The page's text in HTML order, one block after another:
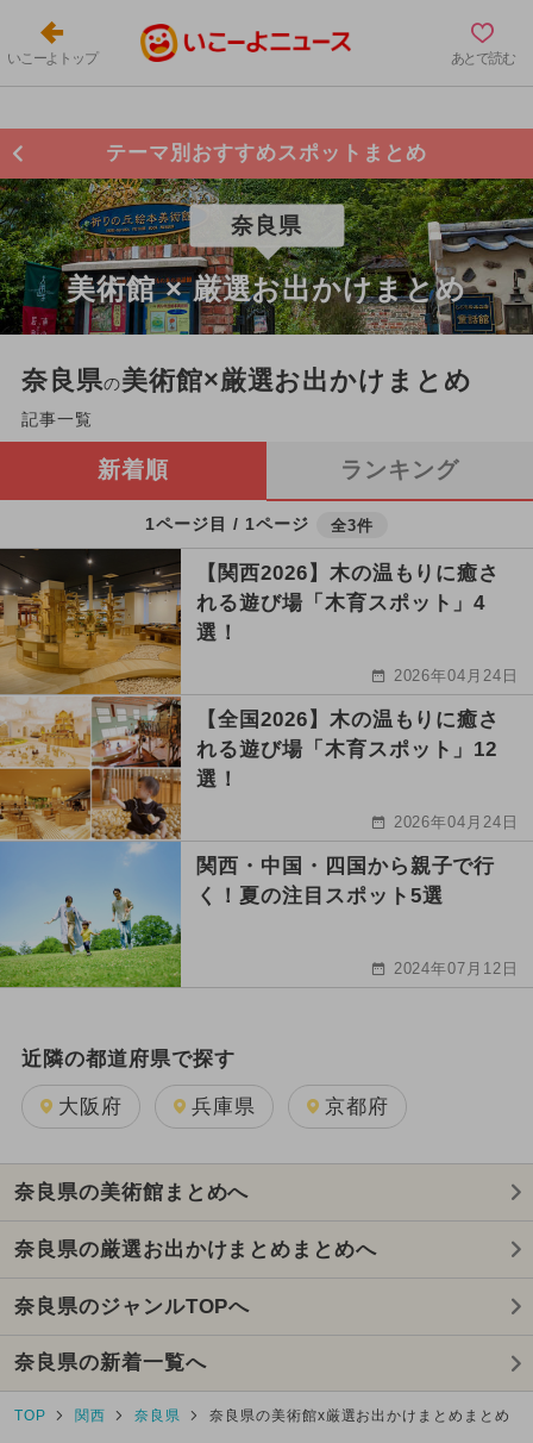
いこーよトップ あとで読む
テーマ別おすすめスポットまとめ
奈良県
美術館 × 厳選お出かけまとめ
奈良県の美術館×厳選お出かけまとめ
記事一覧
新着順 ランキング
1ページ目 / 1ページ 全3件
【関西2026】木の温もりに癒さ
れる遊び場「木育スポット」4
選！
2026年04月24日
【全国2026】木の温もりに癒さ
れる遊び場「木育スポット」12
選！
2026年04月24日
関西・中国・四国から親子で行
く！夏の注目スポット5選
2024年07月12日
近隣の都道府県で探す
大阪府 兵庫県 京都府
奈良県の美術館まとめへ
奈良県の厳選お出かけまとめまとめへ
奈良県のジャンルTOPへ
奈良県の新着一覧へ
TOP 関西 奈良県 奈良県の美術館x厳選お出かけまとめまとめ